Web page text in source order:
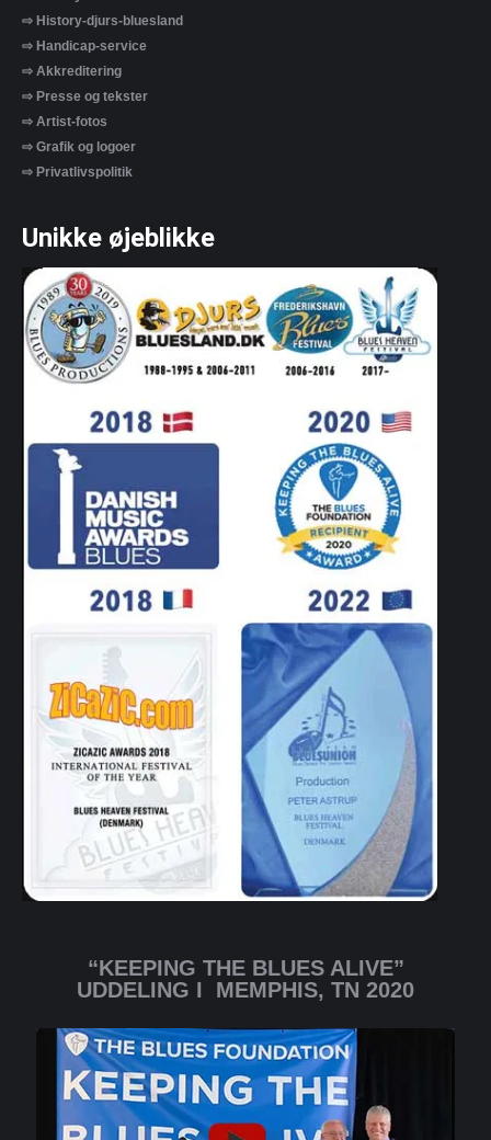
⇨ History-djurs-bluesland
⇨ Handicap-service
⇨ Akkreditering
⇨ Presse og tekster
⇨ Artist-fotos
⇨ Grafik og logoer
⇨ Privatlivspolitik
Unikke øjeblikke
“KEEPING THE BLUES ALIVE”
UDDELING I MEMPHIS, TN 2020